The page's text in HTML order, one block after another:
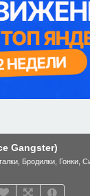
Gangster)
Бродилки Гонки